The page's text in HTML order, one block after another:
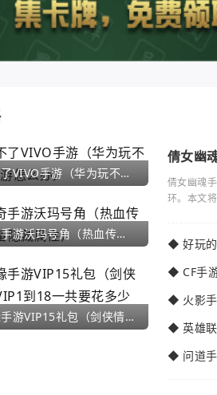
华为玩不了VIVO手游（华为玩不了VIVO手游怎么办）
热血传奇手游沃玛号角（热血传奇沃玛装备隐藏属性）
剑侠情缘手游VIP15礼包（剑侠情缘手游VIP1到18一共要花多少钱）
倩女幽
倩女幽魂
环。本文
◆ 好玩
◆ CF手
◆ 火影
◆ 英雄
◆ 问道